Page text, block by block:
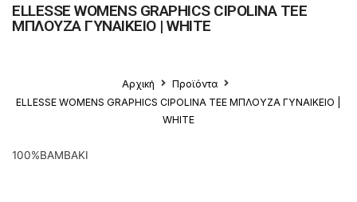
ELLESSE WOMENS GRAPHICS CIPOLINA TEE
ΜΠΛΟΥΖΑ ΓΥΝΑΙΚΕΙΟ | WHITE
Αρχική
Προϊόντα
ELLESSE WOMENS GRAPHICS CIPOLINA TEE ΜΠΛΟΥΖΑ ΓΥΝΑΙΚΕΙΟ |
WHITE
100%ΒΑΜΒΑΚΙ